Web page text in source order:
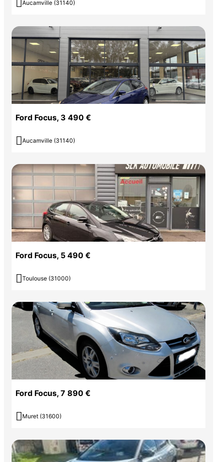
 Aucamville (31140)
Ford Focus, 3 490 €
 Aucamville (31140)
Ford Focus, 5 490 €
 Toulouse (31000)
Ford Focus, 7 890 €
 Muret (31600)